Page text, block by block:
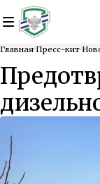
Главная Пресс-кит